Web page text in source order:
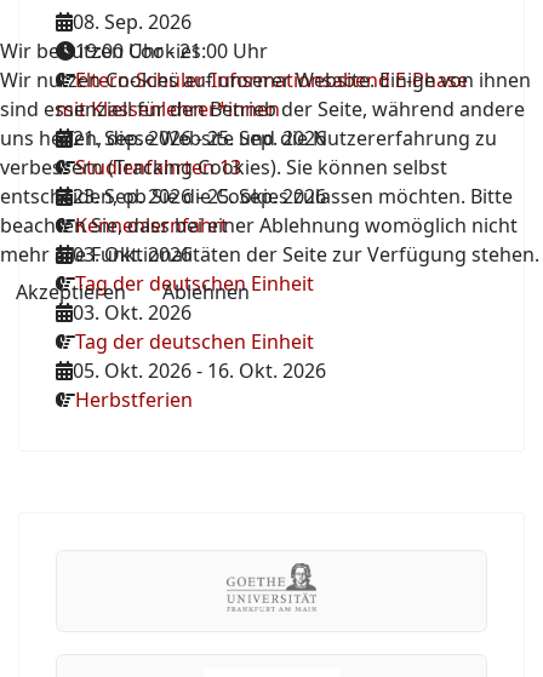
08. Sep. 2026
19:00 Uhr-21:00 Uhr
Eltern-Schüler-Informationsabend E-Phase
mit Klassenlehrer*innen
21. Sep. 2026-25. Sep. 2026
Studienfahrten 13
23. Sep. 2026-25. Sep. 2026
Kennenlernfahrt
03. Okt. 2026
Tag der deutschen Einheit
03. Okt. 2026
Tag der deutschen Einheit
05. Okt. 2026- 16. Okt. 2026
Herbstferien
Wir benutzen Cookies
Wir nutzen Cookies auf unserer Website. Einige von ihnen
sind essenziell für den Betrieb der Seite, während andere
uns helfen, diese Website und die Nutzererfahrung zu
verbessern (Tracking Cookies). Sie können selbst
entscheiden, ob Sie die Cookies zulassen möchten. Bitte
beachten Sie, dass bei einer Ablehnung womöglich nicht
mehr alle Funktionalitäten der Seite zur Verfügung stehen.
Akzeptieren
Ablehnen